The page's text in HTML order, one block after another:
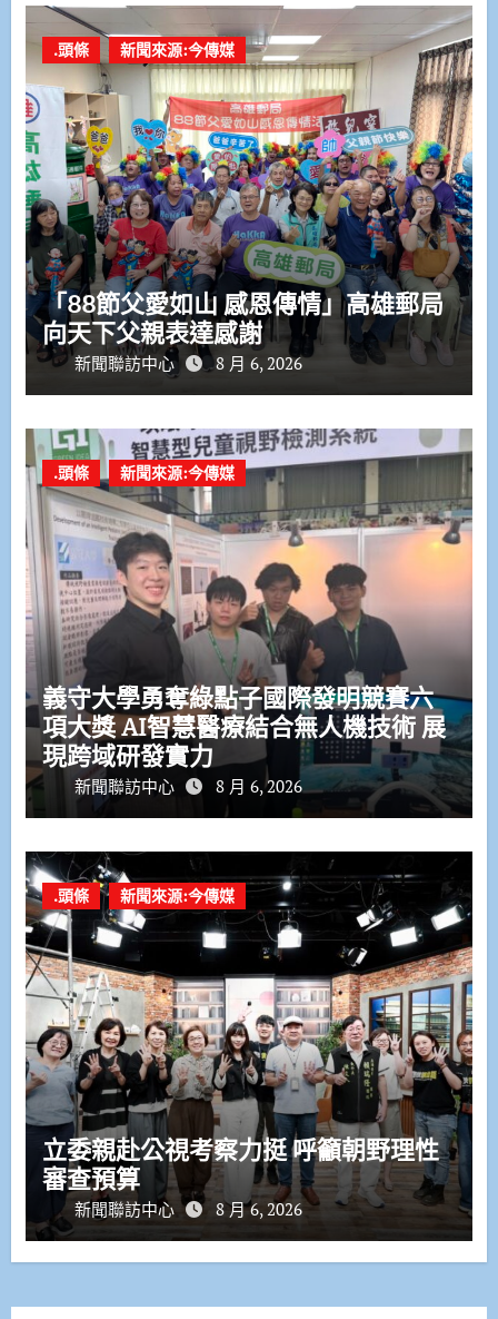
.頭條 新聞來源:今傳媒
「88節父愛如山 感恩傳情」高雄郵局
向天下父親表達感謝
新聞聯訪中心 8 月 6, 2026
.頭條 新聞來源:今傳媒
義守大學勇奪綠點子國際發明競賽六
項大獎 AI智慧醫療結合無人機技術 展
現跨域研發實力
新聞聯訪中心 8 月 6, 2026
.頭條 新聞來源:今傳媒
立委親赴公視考察力挺 呼籲朝野理性
審查預算
新聞聯訪中心 8 月 6, 2026